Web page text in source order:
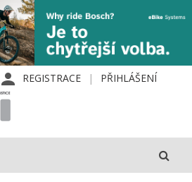
REGISTRACE PŘIHLÁŠENÍ